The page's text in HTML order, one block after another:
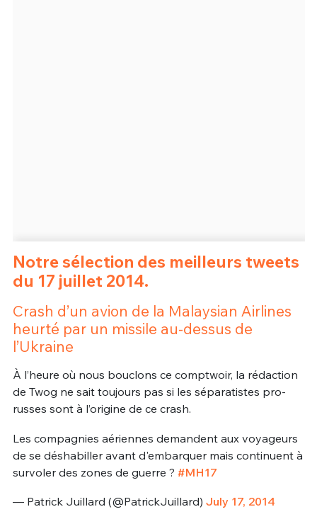
Notre sélection des meilleurs tweets
du 17 juillet 2014.
Crash d’un avion de la Malaysian Airlines
heurté par un missile au-dessus de
l’Ukraine
À l’heure où nous bouclons ce comptwoir, la rédaction
de Twog ne sait toujours pas si les séparatistes pro-
russes sont à l’origine de ce crash.
Les compagnies aériennes demandent aux voyageurs
de se déshabiller avant d'embarquer mais continuent à
survoler des zones de guerre ? #MH17
— Patrick Juillard (@PatrickJuillard) July 17, 2014